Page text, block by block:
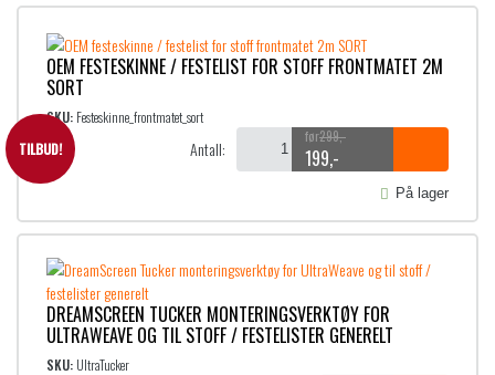
TILBUD!
OEM FESTESKINNE / FESTELIST FOR STOFF FRONTMATET 2M
SORT
SKU: Festeskinne_frontmatet_sort
Antall:
299,-
O
r
n
e
l
199,-
N
æ
e
d
e
På lager
DREAMSCREEN TUCKER MONTERINGSVERKTØY FOR
ULTRAWEAVE OG TIL STOFF / FESTELISTER GENERELT
SKU: UltraTucker